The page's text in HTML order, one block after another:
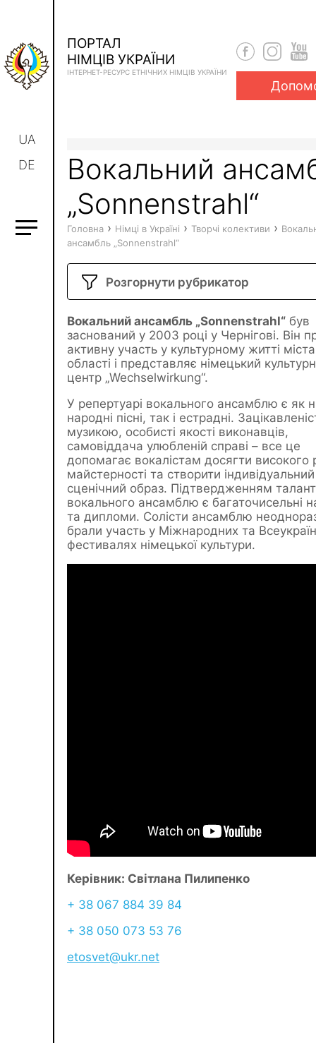
UA
DE
ПОРТАЛ
НІМЦІВ УКРАЇНИ
ІНТЕРНЕТ-РЕСУРС ЕТНІЧНИХ НІМЦІВ УКРАЇНИ
Вокальний
„Sonnenstrahl“
Головна › Німці в Україні › Творчі колективи ›
ансамбль „Sonnenstrahl“
Розгорнути рубрикатор
Вокальний ансамбль „Sonnenstrahl“ був
заснований у 2003 році у Чернігові. Він
активну участь у культурному житті
області і представляє німецький
центр „Wechselwirkung“.
У репертуарі вокального ансамблю є як
народні пісні, так і естрадні.
музикою, особисті якості виконавців,
самовіддача улюбленій справі – все це
допомагає вокалістам досягти високого
майстерності та створити індивідуальний
сценічний образ. Підтвердженням
вокального ансамблю є багаточисельні
та дипломи. Солісти ансамблю
брали участь у Міжнародних та
фестивалях німецької культури.
Керівник: Світлана Пилипенко
+ 38 067 884 39 84
+ 38 050 073 53 76
etosvet@ukr.net